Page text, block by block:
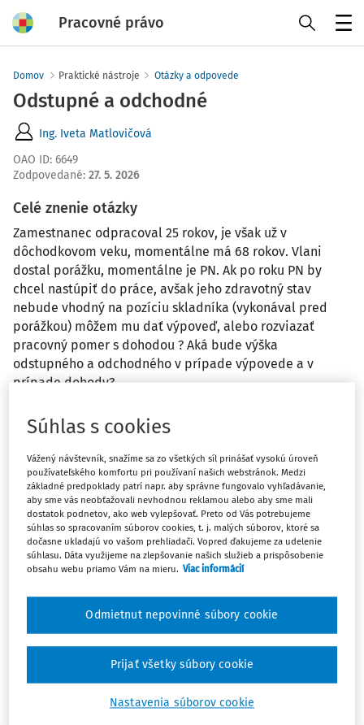
Pracovné právo
Domov Praktické nástroje Otázky a odpovede
Odstupné a odchodné
Ing. Iveta Matlovičová
OAO ID: 6649
Zodpovedané: 27. 5. 2026
Celé znenie otázky
Zamestnanec odpracoval 25 rokov, je však už v
dôchodkovom veku, momentálne má 68 rokov. Vlani
dostal porážku, momentálne je PN. Ak po roku PN by
chcel nastúpiť do práce, avšak jeho zdravotný stav
nebude vhodný na pozíciu skladníka (vykonával pred
porážkou) môžem mu dať výpoveď, alebo rozviazať
pracovný pomer s dohodou ? Aká bude výška
odstupného a odchodného v prípade výpovede a v
prípade dohody?
Odpoveď
Máte predplatné? Prihláste sa
Ups, zatiaľ ste si prečítali len
začiatok...
Celý odborný obsah z tejto oblasti je
dostupný predplatiteľom portálu.
Súhlas s cookies
Vážený návštevník, snažíme sa zo všetkých síl prinášať vysokú úroveň
používateľského komfortu pri používaní našich webstránok. Medzi
základné predpoklady patrí napr. aby správne fungovalo vyhľadávanie,
aby sme vás neobťažovali nevhodnou reklamou alebo aby sme mali
dostatok podnetov, ako web vylepšovať. Preto od Vás potrebujeme
súhlas so spracovaním súborov cookies, t. j. malých súborov, ktoré sa
dočasne ukladajú vo vašom prehliadači. Vopred ďakujeme za udelenie
súhlasu. Dáta využijeme na zlepšovanie našich služieb a prispôsobenie
obsahu webu priamo Vám na mieru. Viac informácií
Nastavenia súborov cookie
Odmietnut nepovinné súbory cookie
Prijať všetky súbory cookie